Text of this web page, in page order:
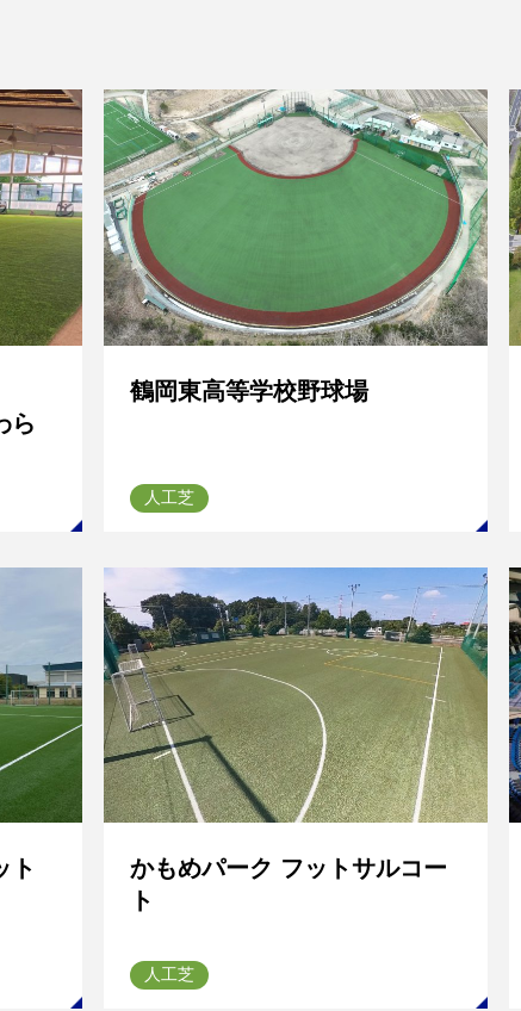
ら
鶴岡東高等学校野球場
人工芝
ト
かもめパーク フットサルコー
ト
人工芝